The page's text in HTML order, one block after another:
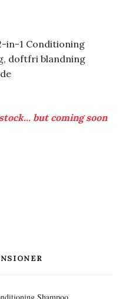
in-1 Conditioning
doftfri blandning
but coming soon